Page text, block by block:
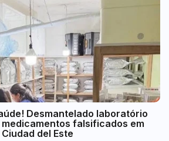
Desmantelado laboratório
falsificados em
Ciudad del Este